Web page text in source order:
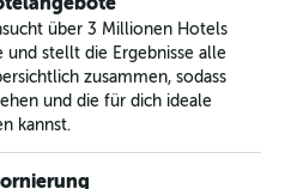
über 3 Millionen Hotels
stellt die Ergebnisse alle
zusammen, sodass
und die für dich ideale
kannst.